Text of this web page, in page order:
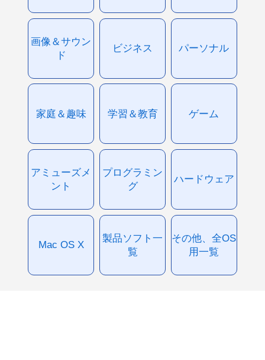
画像＆サウン
ド
ビジネス パーソナル
家庭＆趣味 学習＆教育 ゲーム
アミューズメ
ント
プログラミン
グ
ハードウェア
Mac OS X
製品ソフト一
覧
その他、全OS
用一覧